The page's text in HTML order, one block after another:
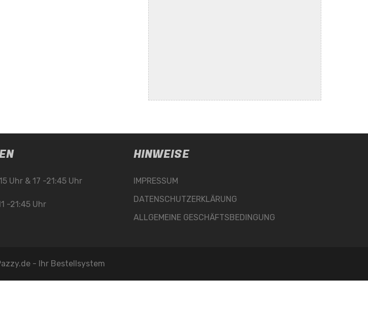
Uhr & 17 -21:45 Uhr
-21:45 Uhr
HINWEISE
IMPRESSUM
DATENSCHUTZERKLÄRUNG
ALLGEMEINE GESCHÄFTSBEDINGUNG
- Ihr Bestellsystem